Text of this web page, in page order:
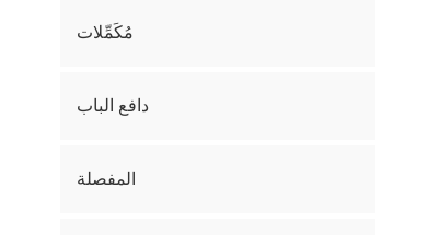
مُكَمِّلات
دافع الباب
المفصلة